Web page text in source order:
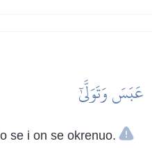
عَبَسَ وَتَوَلَّىٰٓ
se i on se okrenuo.